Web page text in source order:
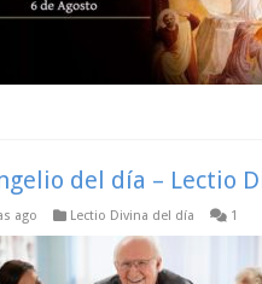
del día – Lectio
ago Lectio Divina del día 1